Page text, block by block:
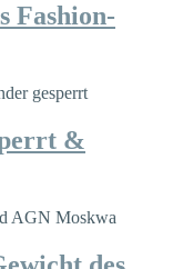
Fashion-
&